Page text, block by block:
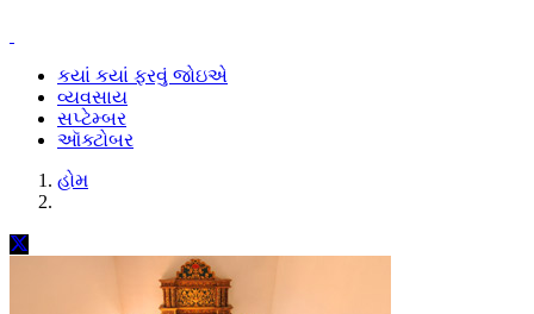
કયાં કયાં ફરવું જોઇએ
વ્યવસાય
સપ્ટેમ્બર
ઑક્ટોબર
હોમ